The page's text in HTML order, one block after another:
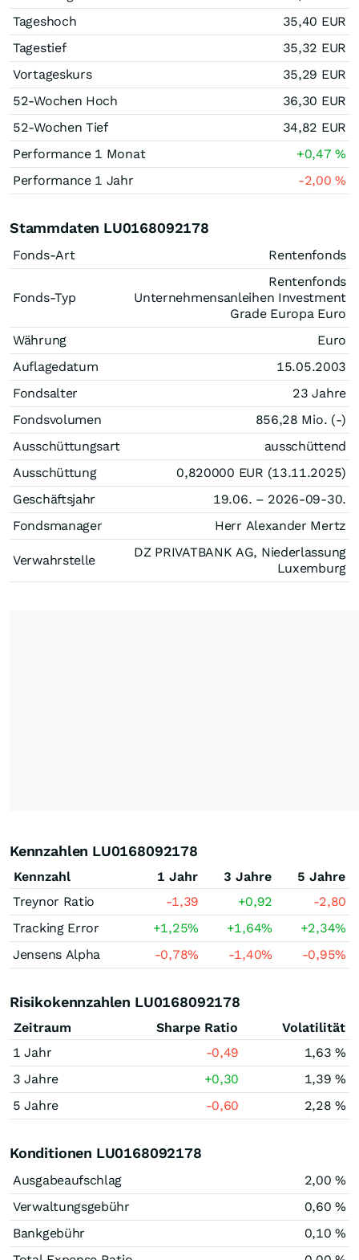
Tageshoch
35,40 EUR
Tagestief
35,32 EUR
Vortageskurs
35,29 EUR
52-Wochen Hoch
36,30 EUR
52-Wochen Tief
34,82 EUR
Performance 1 Monat
+0,47%
Performance 1 Jahr
-2,00%
Stammdaten LU0168092178
Fonds-Art Rentenfonds
Fonds-Typ
Rentenfonds
Unternehmensanleihen Investment
Grade Europa Euro
Währung
Euro
Auflagedatum
15.05.2003
Fondsalter
23 Jahre
Fondsvolumen
856,28 Mio. (-)
Ausschüttungsart
ausschüttend
Ausschüttung
0,820000 EUR (13.11.2025)
Geschäftsjahr
19.06. – 2026-09-30.
Fondsmanager
Herr Alexander Mertz
Verwahrstelle
DZ PRIVATBANK AG, Niederlassung
Luxemburg
Kennzahlen LU0168092178
Kennzahl 1 Jahr 3 Jahre
5 Jahre
Treynor Ratio
-1,39 +0,92
-2,80
Tracking Error
+1,25% +1,64% +2,34%
Jensens Alpha
-0,78% -1,40% -0,95%
Risikokennzahlen LU0168092178
Zeitraum Sharpe Ratio
Volatilität
1 Jahr
-0,49
1,63 %
3 Jahre
+0,30
1,39 %
5 Jahre
-0,60 2,28 %
Konditionen LU0168092178
Ausgabeaufschlag
2,00 %
Verwaltungsgebühr
0,60 %
Bankgebühr
0,10 %